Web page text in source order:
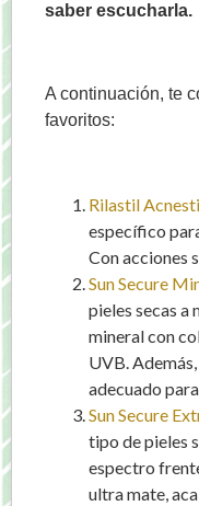
saber escucharla.
A continuación, te
favoritos:
Rilastil
específico
Con acciones
Sun Secure
pieles secas a
mineral con
UVB.
adecuado
Sun Secure
tipo de pieles
espectro
ultra mate,